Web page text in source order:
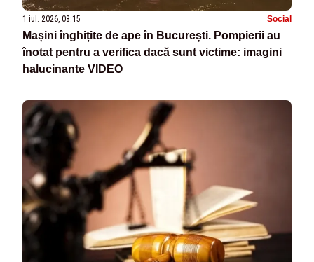
1 iul. 2026, 08:15 Social
Mașini înghițite de ape în București. Pompierii au
înotat pentru a verifica dacă sunt victime: imagini
halucinante VIDEO